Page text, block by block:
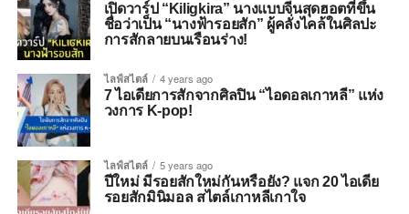
เปิดวาร์ป “Kiligkira” นางแบบจีนสุดฮอตที่ขึ้น
ชื่อว่าเป็น “นางฟ้ารอยสัก” ผู้คลั่งไคล้ในศิลปะ
การสักลายบนเรือนร่าง!
ไลฟ์สไตล์ 4 years ago
7 ไอเดียการสักจากศิลปิน “ไอดอลเกาหลี” แห่ง
วงการ K-pop!
ไลฟ์สไตล์ 5 years ago
ปีใหม่ มีรอยสักใหม่กันหรือยัง? แจก 20 ไอเดีย
รอยสักมินิมอล สไตล์เกาหลีเกาใจ